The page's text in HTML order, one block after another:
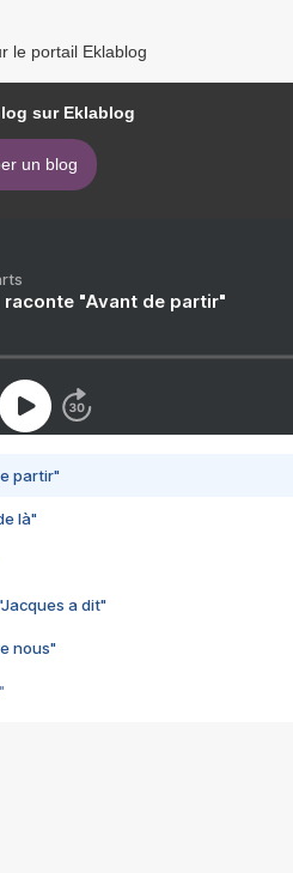
le portail Eklablog
sur Eklablog
un blog
raconte "Avant de partir"
partir"
là"
a dit"
nous"